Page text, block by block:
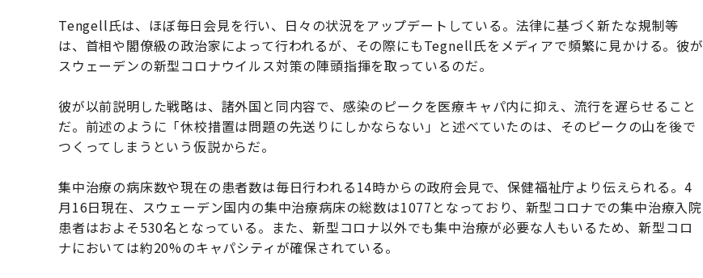
Tengell氏は、ほぼ毎日会見を行い、日々の状況をアップデートしている。法律に基づく新たな規制等
は、首相や閣僚級の政治家によって行われるが、その際にもTegnell氏をメディアで頻繁に見かける。彼が
スウェーデンの新型コロナウイルス対策の陣頭指揮を取っているのだ。
彼が以前説明した戦略は、諸外国と同内容で、感染のピークを医療キャパ内に抑え、流行を遅らせること
だ。前述のように「休校措置は問題の先送りにしかならない」と述べていたのは、そのピークの山を後で
つくってしまうという仮説からだ。
集中治療の病床数や現在の患者数は毎日行われる14時からの政府会見で、保健福祉庁より伝えられる。4
月16日現在、スウェーデン国内の集中治療病床の総数は1077となっており、新型コロナでの集中治療入院
患者はおよそ530名となっている。また、新型コロナ以外でも集中治療が必要な人もいるため、新型コロ
ナにおいては約20%のキャパシティが確保されている。